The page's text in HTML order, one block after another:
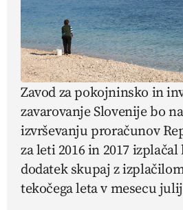
Zavod za pokojninsko in
zavarovanje Slovenije bo
izvrševanju proračunov
za leti 2016 in 2017
dodatek skupaj z
tekočega leta v mesecu